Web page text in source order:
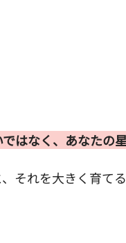
はなく、あなたの
それを大きく育て